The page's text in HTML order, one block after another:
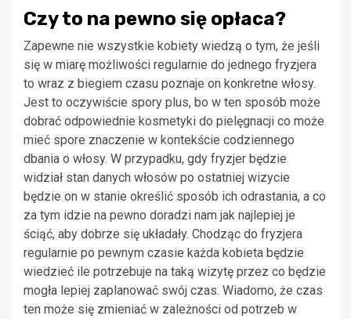
Czy to na pewno się opłaca?
Zapewne nie wszystkie kobiety wiedzą o tym, że jeśli
się w miarę możliwości regularnie do jednego fryzjera
to wraz z biegiem czasu poznaje on konkretne włosy.
Jest to oczywiście spory plus, bo w ten sposób może
dobrać odpowiednie kosmetyki do pielęgnacji co może
mieć spore znaczenie w kontekście codziennego
dbania o włosy. W przypadku, gdy fryzjer będzie
widział stan danych włosów po ostatniej wizycie
będzie on w stanie określić sposób ich odrastania, a co
za tym idzie na pewno doradzi nam jak najlepiej je
ściąć, aby dobrze się układały. Chodząc do fryzjera
regularnie po pewnym czasie każda kobieta będzie
wiedzieć ile potrzebuje na taką wizytę przez co będzie
mogła lepiej zaplanować swój czas. Wiadomo, że czas
ten może się zmieniać w zależności od potrzeb w